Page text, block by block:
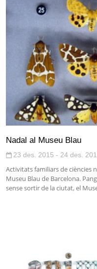
Nadal al Museu Blau
23 des. 2015 - 24 des.
Activitats familiars de ciències
Museu Blau de Barcelona.
sense sortir de la ciutat, el